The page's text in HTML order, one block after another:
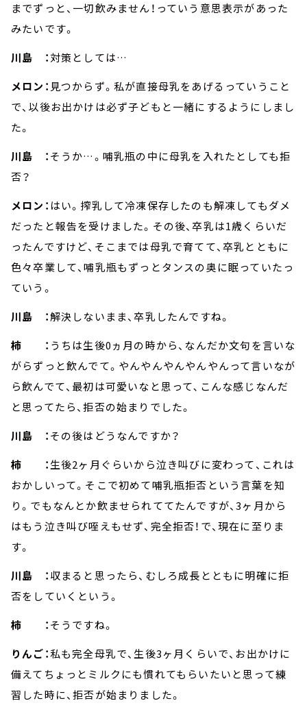
までずっと、一切飲みません！っていう意思表示があった
みたいです。
川島 ：対策としては…
メロン： 見つからず。私が直接母乳をあげるっていうこと
で、以後お出かけは必ず子どもと一緒にするようにしまし
た。
川島 ：そうか…。哺乳瓶の中に母乳を入れたとしても拒
否？
メロン： はい。搾乳して冷凍保存したのも解凍してもダメ
だったと報告を受けました。その後、卒乳は1歳くらいだ
ったんですけど、そこまでは母乳で育てて、卒乳とともに
色々卒業して、哺乳瓶もずっとタンスの奥に眠っていたっ
ていう。
川島 ：解決しないまま、卒乳したんですね。
柿 ： うちは生後0ヵ月の時から、なんだか文句を言いな
がらずっと飲んでて。やんやんやんやんやんって言いなが
ら飲んでて、最初は可愛いなと思って､こんな感じなんだ
と思ってたら、拒否の始まりでした。
川島 ：その後はどうなんですか？
柿 ：生後2ヶ月ぐらいから泣き叫びに変わって、これは
おかしいって。そこで初めて哺乳瓶拒否という言葉を知
り。でもなんとか飲ませられててたんですが、3ヶ月から
はもう泣き叫び咥えもせず、完全拒否！で、現在に至りま
す。
川島 ：収まると思ったら、むしろ成長とともに明確に拒
否をしていくという。
柿 ：そうですね。
りんご：私も完全母乳で、生後3ヶ月くらいで、お出かけに
備えてちょっとミルクにも慣れてもらいたいと思って練
習した時に、拒否が始まりました。